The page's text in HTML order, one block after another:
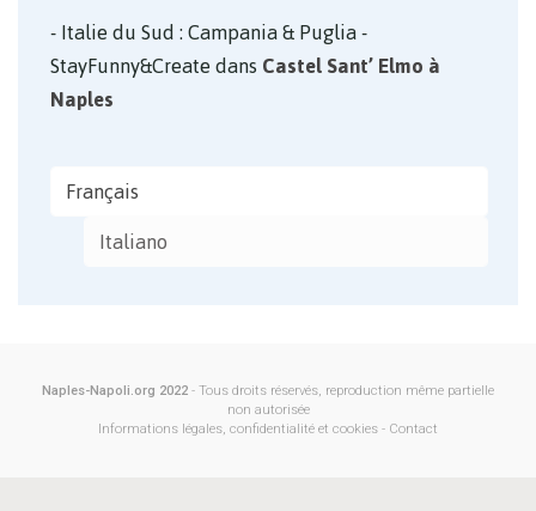
Italie du Sud : Campania & Puglia -
StayFunny&CreatedansCastel Sant’ Elmo à
Naples
Français
Italiano
Naples-Napoli.org 2022 - Tous droits réservés, reproduction même partielle
non autorisée
Informations légales, confidentialité et cookies - Contact